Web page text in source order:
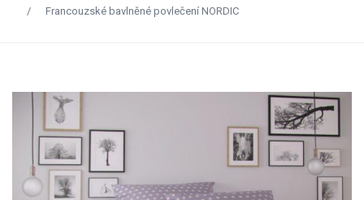
/
Francouzské bavlněné povlečení NORDIC